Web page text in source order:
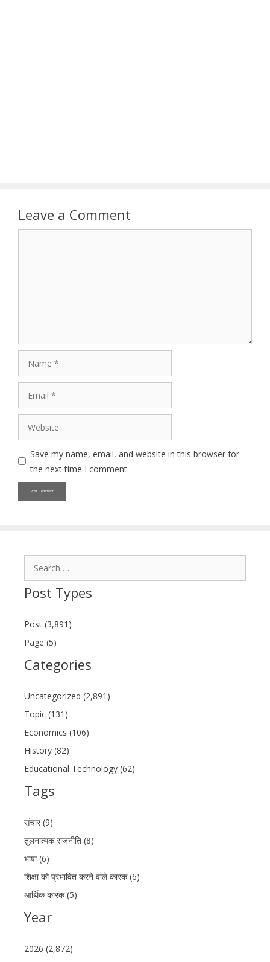
Leave a Comment
Save my name, email, and website in this browser for
the next time I comment.
Post Types
Post (3,891)
Page (5)
Categories
Uncategorized (2,891)
Topic (131)
Economics (106)
History (82)
Educational Technology (62)
Tags
संचार (9)
तुलनात्मक राजनीति (8)
भाषा (6)
शिक्षा को प्रभावित करने वाले कारक (6)
आर्थिक कारक (5)
Year
2026 (2,872)